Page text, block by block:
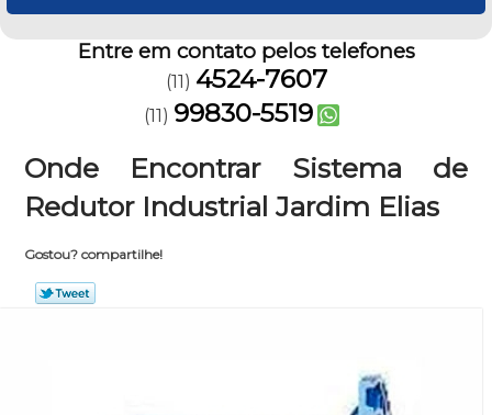
Entre em contato pelos telefones
(11) 4524-7607
(11) 99830-5519
Onde Encontrar Sistema de
Redutor Industrial Jardim Elias
Gostou? compartilhe!